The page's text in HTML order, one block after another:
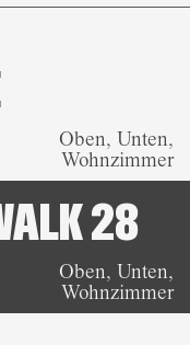
Oben, Unten,
Wohnzimmer
28
Oben, Unten,
Wohnzimmer